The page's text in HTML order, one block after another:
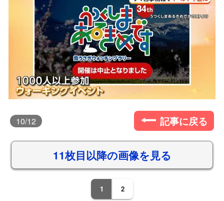
10/12 記事に戻る
11枚目以降の画像を見る
1 2